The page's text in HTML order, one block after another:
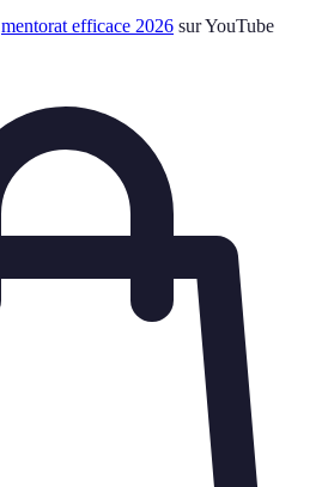
mentorat efficace 2026 sur YouTube